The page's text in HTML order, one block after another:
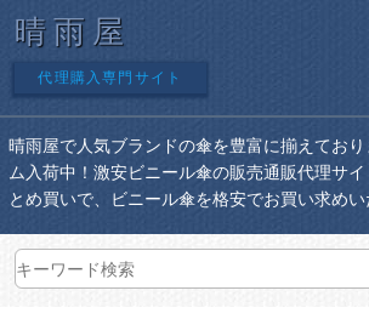
晴雨屋
代理購入専門サイト
晴雨屋で人気ブランドの傘を豊富に揃えてお
ム入荷中！激安ビニール傘の販売通販代理サ
とめ買いで、ビニール傘を格安でお買い求めい